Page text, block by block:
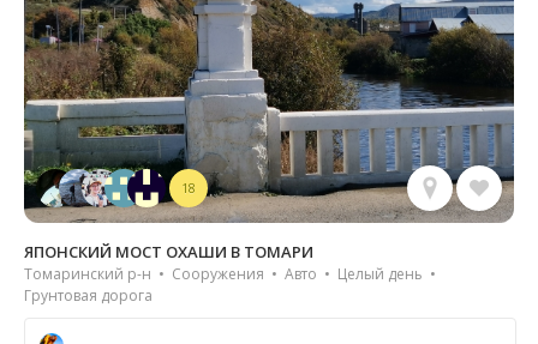
18
ЯПОНСКИЙ МОСТ ОХАШИ В ТОМАРИ
Томаринский р-н • Сооружения • Авто • Целый день •
Грунтовая дорога